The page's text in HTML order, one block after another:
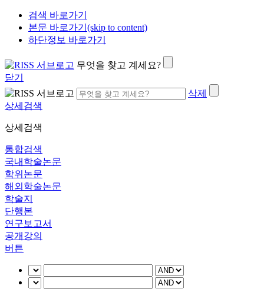
검색 바로가기
본문 바로가기(skip to content)
하단정보 바로가기
무엇을 찾고 계세요?
닫기
삭제
상세검색
상세검색
통합검색
국내학술논문
학위논문
해외학술논문
학술지
단행본
연구보고서
공개강의
버튼